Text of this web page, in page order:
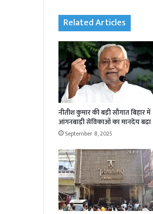
Related Articles
नीतीश कुमार की बड़ी सौगात बिहार में
आंगनबाड़ी सेविकाओं का मानदेय बढ़ा
September 8, 2025